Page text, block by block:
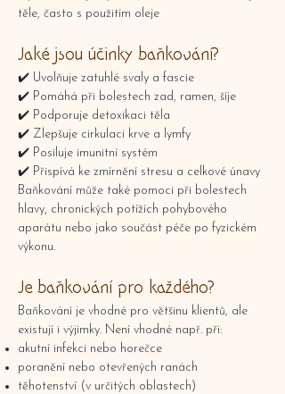
těle, často s použitím oleje
Jaké jsou účinky baňkování?
✔️ Uvolňuje zatuhlé svaly a fascie
✔️ Pomáhá při bolestech zad, ramen, šíje
✔️ Podporuje detoxikaci těla
✔️ Zlepšuje cirkulaci krve a lymfy
✔️ Posiluje imunitní systém
✔️ Přispívá ke zmírnění stresu a celkové únavy
Baňkování může také pomoci při bolestech
hlavy, chronických potížích pohybového
aparátu nebo jako součást péče po fyzickém
výkonu.
Je baňkování pro každého?
Baňkování je vhodné pro většinu klientů, ale
existují i výjimky. Není vhodné např. při:
akutní infekci nebo horečce
poranění nebo otevřených ranách
těhotenství (v určitých oblastech)